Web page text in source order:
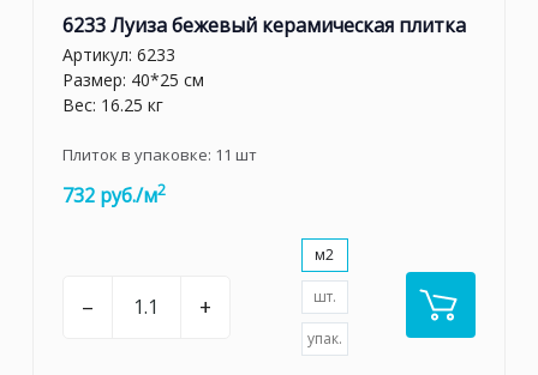
6233 Луиза бежевый керамическая плитка
Артикул: 6233
Размер: 40*25 см
Вес: 16.25 кг
Плиток в упаковке: 11 шт
732 руб./м2
– +
м2
шт.
упак.